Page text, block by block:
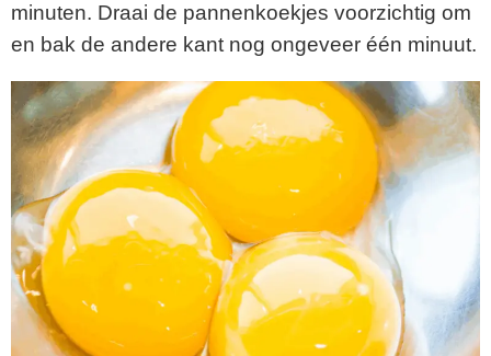
minuten. Draai de pannenkoekjes voorzichtig om
en bak de andere kant nog ongeveer één minuut.